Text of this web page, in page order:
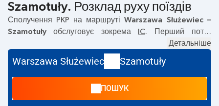
Szamotuły. Розклад руху поїздів
Сполучення PKP на маршруті Warszawa Służewiec –
Szamotuły обслуговує зокрема IC. Перший потяг
з вокзалу PKP Warszawa Służewiec.
Останній потяг до Szamotuły вирушає о 10:36. На
маршрутіWarszawa Służewiec–Szamotuły
також інші потяги:— пропонують нижчу ціну квитка і
зазвичай довший час подорожі. Потяг завершує
маршрут на станції Szamotuły.
Детальніше
Warszawa Służewiec Szamotuły
ПОШУК